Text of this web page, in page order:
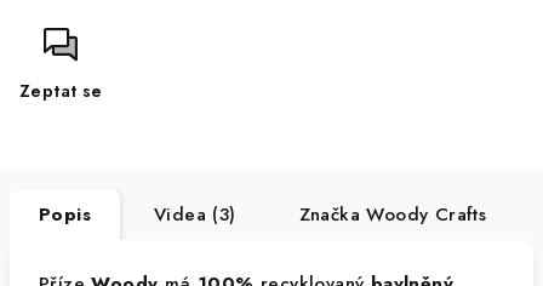
Zeptat se
Popis Videa (3) Značka Woody Crafts